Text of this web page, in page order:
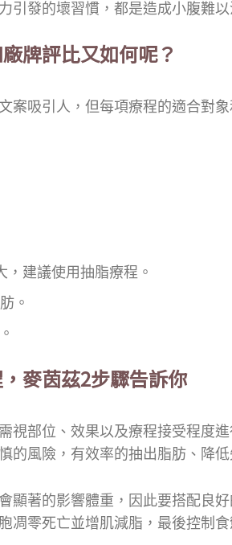
引發的壞習慣，都是造成小腹難以
牌評比又如何呢？
案吸引人，但每項療程的適合對
建議使用抽脂療程。
。
麥茵茲2步驟告訴你
視部位、效果以及療程接受程度
的風險，有效率的抽出脂肪、降
顯著的影響體重，因此要搭配良
凋零死亡並增肌減脂，最後控制